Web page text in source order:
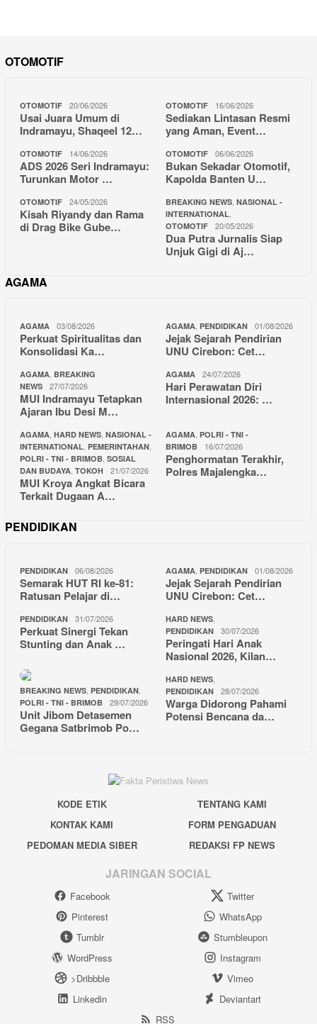
OTOMOTIF
OTOMOTIF 20/06/2026
Usai Juara Umum di
Indramayu, Shaqeel 12…
OTOMOTIF 16/06/2026
Sediakan Lintasan Resmi
yang Aman, Event…
OTOMOTIF 14/06/2026
ADS 2026 Seri Indramayu:
Turunkan Motor …
OTOMOTIF 06/06/2026
Bukan Sekadar Otomotif,
Kapolda Banten U…
OTOMOTIF 24/05/2026
Kisah Riyandy dan Rama
di Drag Bike Gube…
BREAKING NEWS NASIONAL -
INTERNATIONAL
OTOMOTIF 20/05/2026
Dua Putra Jurnalis Siap
Unjuk Gigi di Aj…
AGAMA
AGAMA 03/08/2026
Perkuat Spiritualitas dan
Konsolidasi Ka…
AGAMA PENDIDIKAN 01/08/2026
Jejak Sejarah Pendirian
UNU Cirebon: Cet…
AGAMA BREAKING
NEWS
27/07/2026
MUI Indramayu Tetapkan
Ajaran Ibu Desi M…
AGAMA 24/07/2026
Hari Perawatan Diri
Internasional 2026: …
AGAMA HARD NEWS NASIONAL -
INTERNATIONAL PEMERINTAHAN
POLRI - TNI - BRIMOB SOSIAL
DAN BUDAYA TOKOH 21/07/2026
MUI Kroya Angkat Bicara
Terkait Dugaan A…
AGAMA POLRI - TNI -
BRIMOB
16/07/2026
Penghormatan Terakhir,
Polres Majalengka…
PENDIDIKAN
PENDIDIKAN 06/08/2026
Semarak HUT RI ke-81:
Ratusan Pelajar di…
AGAMA PENDIDIKAN 01/08/2026
Jejak Sejarah Pendirian
UNU Cirebon: Cet…
PENDIDIKAN 31/07/2026
Perkuat Sinergi Tekan
Stunting dan Anak …
HARD NEWS
PENDIDIKAN 30/07/2026
Peringati Hari Anak
Nasional 2026, Kilan…
BREAKING NEWS PENDIDIKAN
POLRI - TNI - BRIMOB 29/07/2026
Unit Jibom Detasemen
Gegana Satbrimob Po…
HARD NEWS
PENDIDIKAN 28/07/2026
Warga Didorong Pahami
Potensi Bencana da…
KODE ETIK
TENTANG KAMI
KONTAK KAMI
FORM PENGADUAN
PEDOMAN MEDIA SIBER
REDAKSI FP NEWS
JARINGAN SOCIAL
Facebook
Twitter
Pinterest
WhatsApp
Tumblr
Stumbleupon
WordPress
Instagram
>Dribbble
Vimeo
Linkedin
Deviantart
RSS